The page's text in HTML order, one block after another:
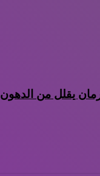
يقلل من